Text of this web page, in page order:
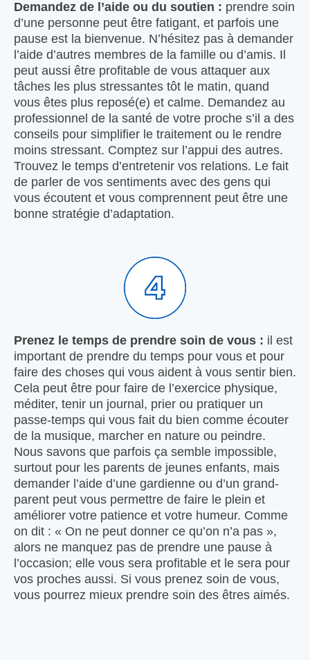
Demandez de l’aide ou du soutien : prendre soin
d’une personne peut être fatigant, et parfois une
pause est la bienvenue. N’hésitez pas à demander
l’aide d’autres membres de la famille ou d’amis. Il
peut aussi être profitable de vous attaquer aux
tâches les plus stressantes tôt le matin, quand
vous êtes plus reposé(e) et calme. Demandez au
professionnel de la santé de votre proche s’il a des
conseils pour simplifier le traitement ou le rendre
moins stressant. Comptez sur l’appui des autres.
Trouvez le temps d’entretenir vos relations. Le fait
de parler de vos sentiments avec des gens qui
vous écoutent et vous comprennent peut être une
bonne stratégie d’adaptation.
Prenez le temps de prendre soin de vous : il est
important de prendre du temps pour vous et pour
faire des choses qui vous aident à vous sentir bien.
Cela peut être pour faire de l’exercice physique,
méditer, tenir un journal, prier ou pratiquer un
passe-temps qui vous fait du bien comme écouter
de la musique, marcher en nature ou peindre.
Nous savons que parfois ça semble impossible,
surtout pour les parents de jeunes enfants, mais
demander l’aide d’une gardienne ou d’un grand-
parent peut vous permettre de faire le plein et
améliorer votre patience et votre humeur. Comme
on dit : « On ne peut donner ce qu’on n’a pas »,
alors ne manquez pas de prendre une pause à
l’occasion; elle vous sera profitable et le sera pour
vos proches aussi. Si vous prenez soin de vous,
vous pourrez mieux prendre soin des êtres aimés.